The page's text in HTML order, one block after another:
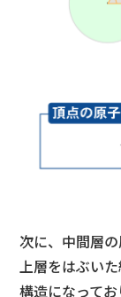
次に、中間層の
上層をはぶい
構造になって